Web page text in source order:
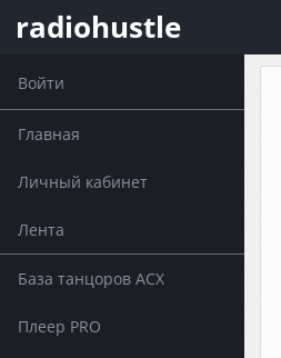
radiohustle
Войти
Главная
Личный кабинет
Лента
База танцоров АСХ
Плеер PRO